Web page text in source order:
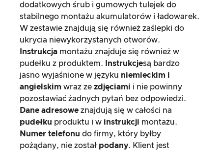
dodatkowych śrub i gumowych tulejek do
stabilnego montażu akumulatorów i ładowarek.
W zestawie znajdują się również zaślepki do
ukrycia niewykorzystanych otworów.
Instrukcja montażu znajduje się również w
pudełku z produktem.
Instrukcjesą bardzo
jasno wyjaśnione w języku niemieckim i
angielskim wraz ze zdjęciami i nie powinny
pozostawiać żadnych pytań bez odpowiedzi.
Dane adresowe znajdują się w całości na
pudełku produktu i w instrukcji montażu.
Numer telefonu do firmy, który byłby
pożądany, nie został podany. Klient jest